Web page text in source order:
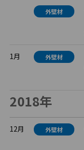
外壁材
1月 外壁材
2018年
12月 外壁材